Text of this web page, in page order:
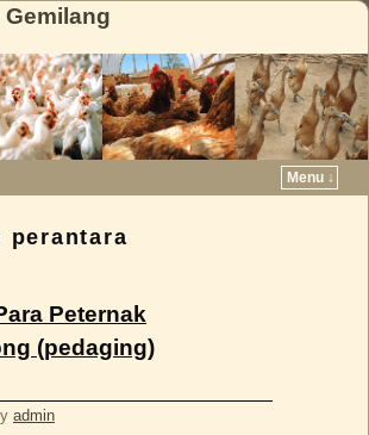
Menu ↓
perantara
Peternak
(pedaging)
admin